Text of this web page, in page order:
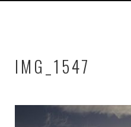
IMG_1547